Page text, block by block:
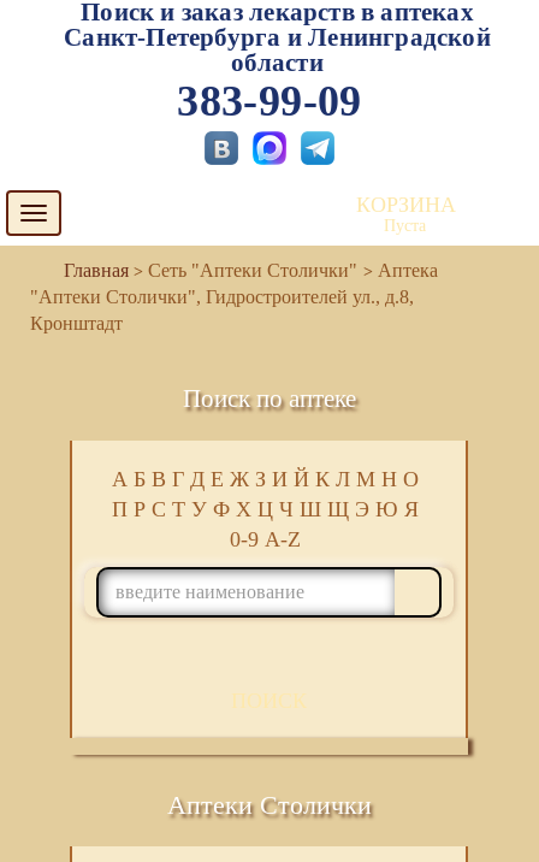
Поиск и заказ лекарств в аптеках
Санкт-Петербурга и Ленинградской
области
383-99-09
Toggle
navigation
КОРЗИНА
Пуста
Сеть "Аптеки Столички"
Аптека
"Аптеки Столички", Гидростроителей ул., д.8,
Кронштадт
Поиск по аптеке
А Б В Г Д Е Ж З И Й К Л М Н О
П Р С Т У Ф Х Ц Ч Ш Щ Э Ю Я
0-9 A-Z
ПОИСК
Аптеки Столички